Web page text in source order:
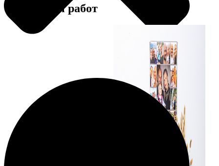
Примеры работ